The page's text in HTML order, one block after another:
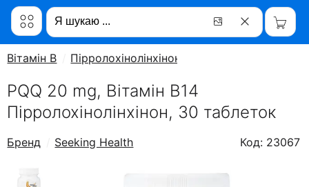
Вітамін B Пірролохінолінхінон
PQQ 20 mg, Вітамін B14
Пірролохінолінхінон, 30 таблеток
Бренд Seeking Health Код: 23067